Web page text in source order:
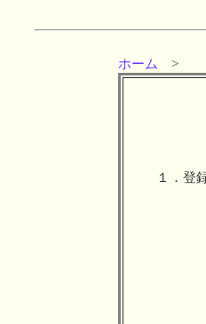
ホーム >
１．登